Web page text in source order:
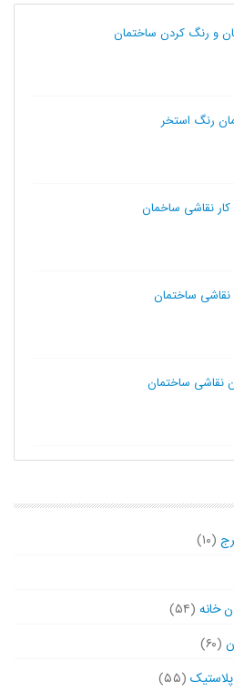
و رنگ کردن ساختمان
رنگ استخر
نقاشی ساخمان
نقاشی ساختمان
نقاشی ساختمان
(۱۰)
(۵۴)
(۶۰)
(۵۵)